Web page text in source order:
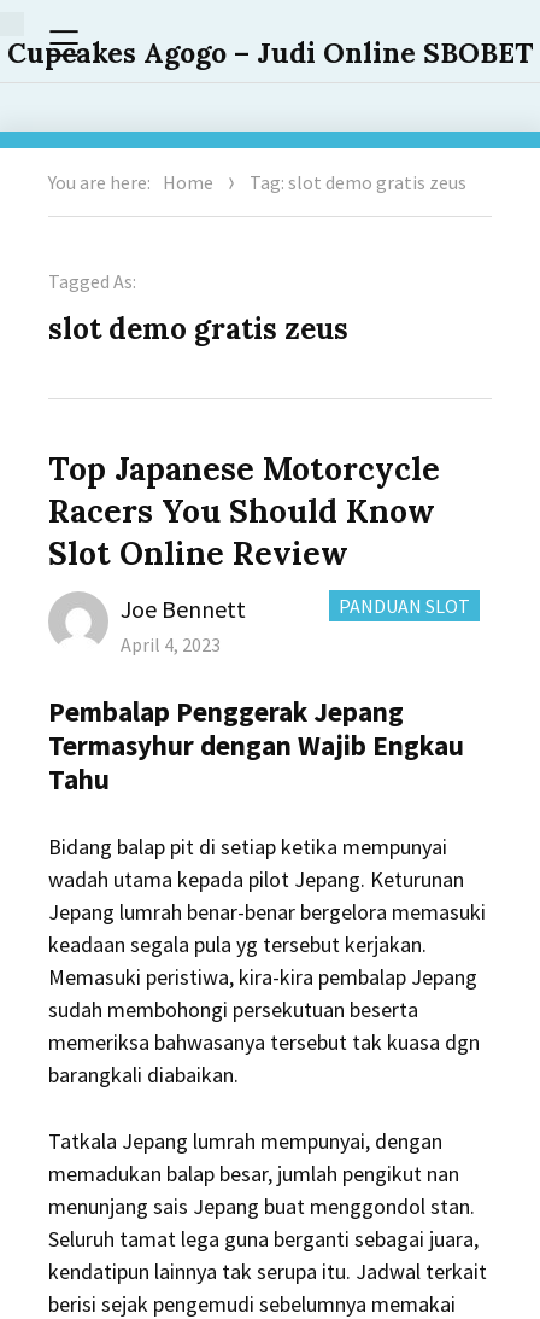
Cupcakes Agogo – Judi Online SBOBET
Menu
You are here: Home Tag: slot demo gratis zeus
Tagged As:
slot demo gratis zeus
Top Japanese Motorcycle
Racers You Should Know
Slot Online Review
CATEGORIES:
PANDUAN SLOT
Author
Joe Bennett
Posted
April 4, 2023
Pembalap Penggerak Jepang
Termasyhur dengan Wajib Engkau
Tahu
Bidang balap pit di setiap ketika mempunyai
wadah utama kepada pilot Jepang. Keturunan
Jepang lumrah benar-benar bergelora memasuki
keadaan segala pula yg tersebut kerjakan.
Memasuki peristiwa, kira-kira pembalap Jepang
sudah membohongi persekutuan beserta
memeriksa bahwasanya tersebut tak kuasa dgn
barangkali diabaikan.
Tatkala Jepang lumrah mempunyai, dengan
memadukan balap besar, jumlah pengikut nan
menunjang sais Jepang buat menggondol stan.
Seluruh tamat lega guna berganti sebagai juara,
kendatipun lainnya tak serupa itu. Jadwal terkait
berisi sejak pengemudi sebelumnya memakai